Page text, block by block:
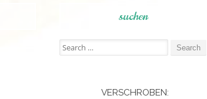
suchen
Search
for:
VERSCHROBEN: